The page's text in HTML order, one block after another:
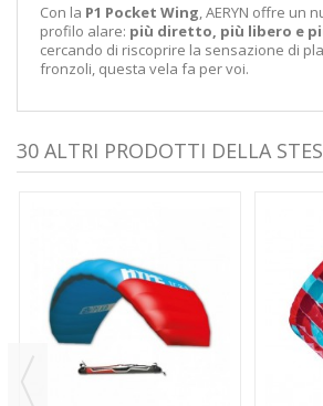
Con la P1 Pocket Wing,AERYN offre un
profilo alare: più diretto, più libero e
cercando di riscoprire la sensazione di
fronzoli, questa vela fa per voi.
30 ALTRI PRODOTTI DELLA